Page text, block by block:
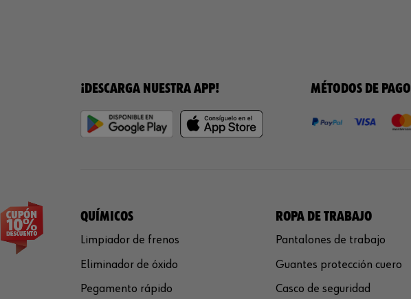
¡DESCARGA NUESTRA APP! MÉTODOS DE PAGO
QUÍMICOS
Limpiador de frenos
Eliminador de óxido
Pegamento rápido
ROPA DE TRABAJO
Pantalones de trabajo
Guantes protección cuero
Casco de seguridad